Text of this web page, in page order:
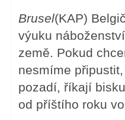
Brusel(KAP)
výuku
země. Pokud
nesmíme
pozadí, říkají
od příštího roku